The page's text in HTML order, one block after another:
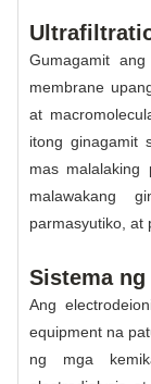
Gumagamit
membrane
at
itong ginagamit
mas malalaking
malawakang
parmasyutiko, at
Sistema
Ang
equipment na
ng mga